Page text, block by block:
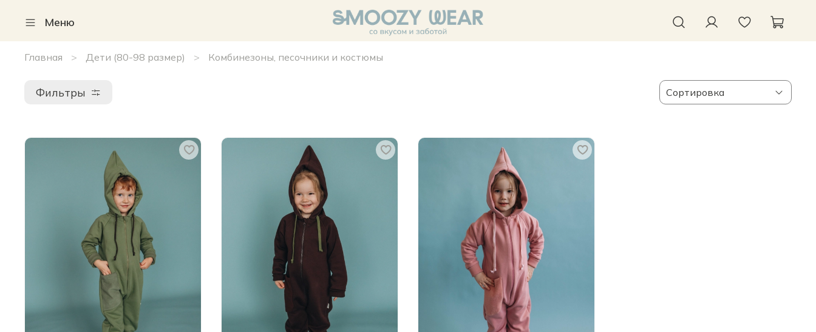
Меню
Главная Дети (80-98 размер) Комбинезоны, песочники и костюмы
Фильтры